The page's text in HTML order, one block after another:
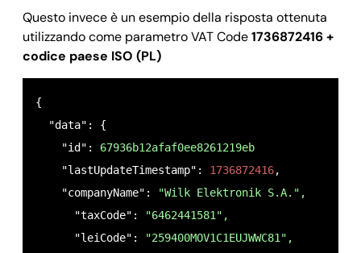
Questo invece è un esempio della risposta ottenuta
utilizzando come parametro VAT Code1736872416 +
codice paese ISO (PL)
{
  "data": {
    "id":
67936b12afaf0ee8261219eb
    "lastUpdateTimestamp":
1736872416,
    "companyName":
"Wilk Elektronik S.A.",
      "taxCode":
"6462441581",
      "leiCode":
"259400MOV1C1EUJWWC81",